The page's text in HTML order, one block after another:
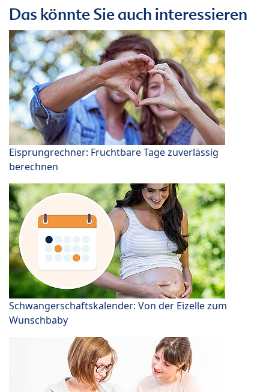
Das könnte Sie auch interessieren
Eisprungrechner: Fruchtbare Tage zuverlässig
berechnen
Schwangerschaftskalender: Von der Eizelle zum
Wunschbaby